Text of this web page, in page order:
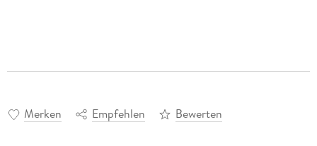
Merken Empfehlen Bewerten